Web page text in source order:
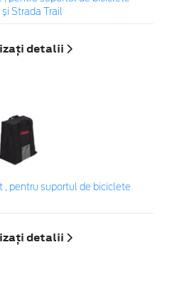
Strada Trail
detalii
, pentru suportul de biciclete
detalii